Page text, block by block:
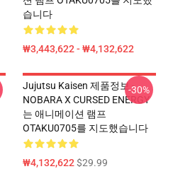
습니다
₩3,443,622 - ₩4,132,622
Jujutsu Kaisen 제품정보 -
NOBARA X CURSED ENERGY
는 애니메이션 램프
OTAKU0705를 지도했습니다
₩4,132,622$29.99
-30%